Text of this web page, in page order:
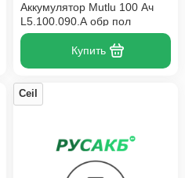
Аккумулятор Mutlu 100 Ач
L5.100.090.A обр пол
Купить
Ceil